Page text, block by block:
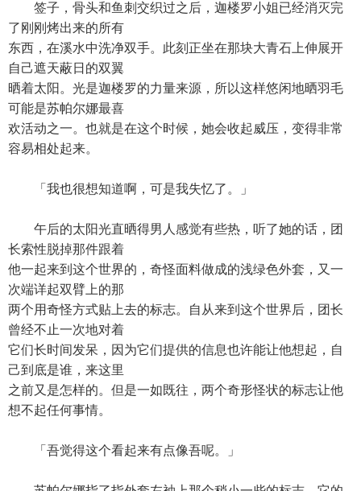
签子，骨头和鱼刺交织过之后，迦楼罗小姐已经消灭完
了刚刚烤出来的所有
东西，在溪水中洗净双手。此刻正坐在那块大青石上伸展开
自己遮天蔽日的双翼
晒着太阳。光是迦楼罗的力量来源，所以这样悠闲地晒羽毛
可能是苏帕尔娜最喜
欢活动之一。也就是在这个时候，她会收起威压，变得非常
容易相处起来。
「我也很想知道啊，可是我失忆了。」
午后的太阳光直晒得男人感觉有些热，听了她的话，团
长索性脱掉那件跟着
他一起来到这个世界的，奇怪面料做成的浅绿色外套，又一
次端详起双臂上的那
两个用奇怪方式贴上去的标志。自从来到这个世界后，团长
曾经不止一次地对着
它们长时间发呆，因为它们提供的信息也许能让他想起，自
己到底是谁，来这里
之前又是怎样的。但是一如既往，两个奇形怪状的标志让他
想不起任何事情。
「吾觉得这个看起来有点像吾呢。」